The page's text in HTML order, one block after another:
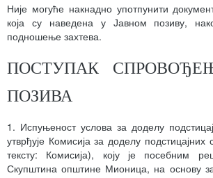
Није могуће накнадно употпунити
која су наведена у Јавном позиву,
подношење захтева.
ПОСТУПАК
ПОЗИВА
1. Испуњеност услова за доделу
утврђује Комисија за доделу
тексту: Комисија), коју је посебним
Скупштина општине Мионица, на основу